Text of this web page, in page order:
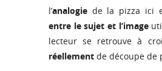
l’analogie de la pizza ici
entre le sujet et l’image
lecteur se retrouve à
réellement de découpe de